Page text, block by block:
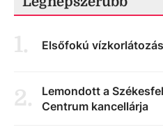
1. Elsőfokú
2.
Lemondott a
Centrum kancellárja